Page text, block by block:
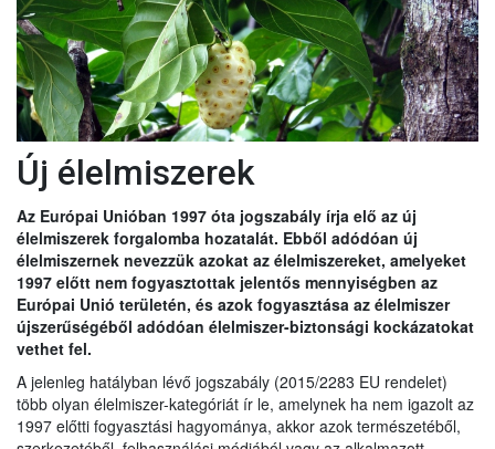
Új élelmiszerek
Az Európai Unióban 1997 óta jogszabály írja elő az új
élelmiszerek forgalomba hozatalát. Ebből adódóan új
élelmiszernek nevezzük azokat az élelmiszereket, amelyeket
1997 előtt nem fogyasztottak jelentős mennyiségben az
Európai Unió területén, és azok fogyasztása az élelmiszer
újszerűségéből adódóan élelmiszer-biztonsági kockázatokat
vethet fel.
A jelenleg hatályban lévő jogszabály (2015/2283 EU rendelet)
több olyan élelmiszer-kategóriát ír le, amelynek ha nem igazolt az
1997 előtti fogyasztási hagyománya, akkor azok természetéből,